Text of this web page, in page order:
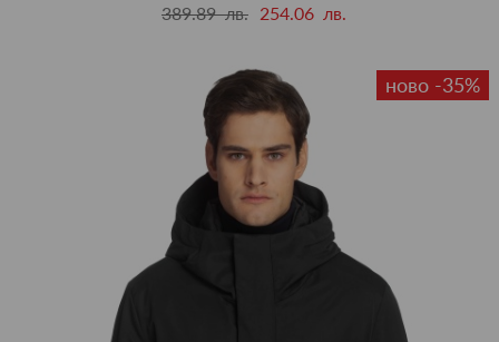
389.89 лв. 254.06 лв.
ново -35%